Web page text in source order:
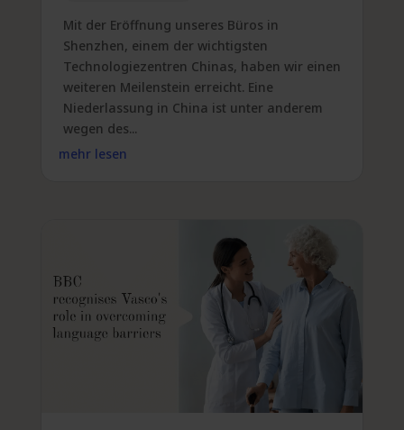
Mit der Eröffnung unseres Büros in
Shenzhen, einem der wichtigsten
Technologiezentren Chinas, haben wir einen
weiteren Meilenstein erreicht. Eine
Niederlassung in China ist unter anderem
wegen des...
mehr lesen